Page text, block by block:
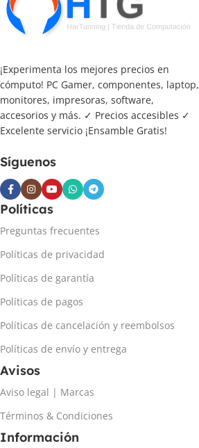
¡Experimenta los mejores precios en
cómputo! PC Gamer, componentes, laptop,
monitores, impresoras, software,
accesorios y más. ✓ Precios accesibles ✓
Excelente servicio ¡Ensamble Gratis!
Síguenos
Políticas
Preguntas frecuentes
Políticas de privacidad
Políticas de garantía
Políticas de pagos
Políticas de cancelación y reembolsos
Políticas de envío y entrega
Avisos
Aviso legal | Marcas
Términos & Condiciones
Información